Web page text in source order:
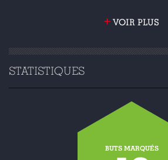
+ VOIR PLUS
STATISTIQUES
BUTS MARQUÉS